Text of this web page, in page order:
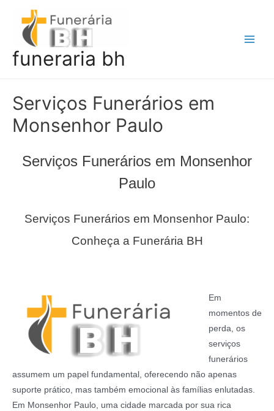
conteúdo
funeraria bh
Serviços Funerários em
Monsenhor Paulo
Serviços Funerários em Monsenhor
Paulo
Serviços Funerários em Monsenhor Paulo:
Conheça a Funerária BH
Em
momentos de
perda, os
serviços
funerários
assumem um papel fundamental, oferecendo não apenas
suporte prático, mas também emocional às famílias enlutadas.
Em Monsenhor Paulo, uma cidade marcada por sua rica